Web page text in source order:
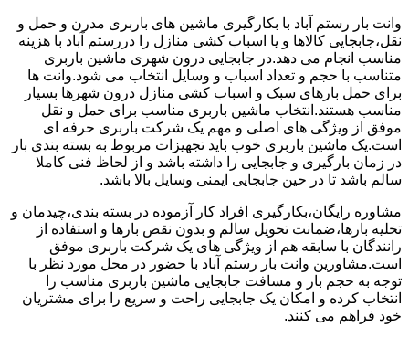
وانت بار رستم آباد با بکارگیری ماشین های باربری مدرن و حمل و
نقل،جابجایی کالاها و یا اسباب کشی منازل را دررستم آباد با هزینه
مناسب انجام می دهد.در جابجایی درون شهری ماشین باربری
متناسب با حجم و تعداد اسباب و وسایل انتخاب می شود.وانت ها
برای حمل بارهای سبک و اسباب کشی منازل درون شهرها بسیار
مناسب هستند.انتخاب ماشین باربری مناسب برای حمل و نقل
موفق از ویژگی های اصلی و مهم یک شرکت باربری حرفه ای
است.یک ماشین باربری خوب باید تجهیزات مربوط به بسته بندی بار
در زمان بارگیری و جابجایی را داشته باشد و از لحاظ فنی کاملا
سالم باشد تا در حین جابجایی ایمنی وسایل بالا باشد.
مشاوره رایگان،بکارگیری افراد کار آزموده در بسته بندی،چیدمان و
تخلیه بارها،ضمانت تحویل سالم و بدون نقص بارها و استفاده از
رانندگان با سابقه هم از ویژگی های یک شرکت باربری موفق
است.مشاورین وانت بار رستم آباد با حضور در محل مورد نظر با
توجه به حجم بار و مسافت جابجایی ماشین باربری مناسب را
انتخاب کرده و امکان یک جابجایی راحت و سریع را برای مشتریان
خود فراهم می کنند.